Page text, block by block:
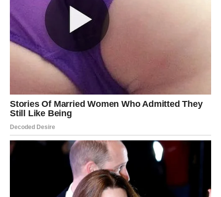
Ovo je period tokom kojeg univerzum pokazuje da
nijedno čekanje nije bilo uzaludno i da najbolje stvari
često dolaze onda kada skoro izgubimo nadu da će se
ikada dogoditi.